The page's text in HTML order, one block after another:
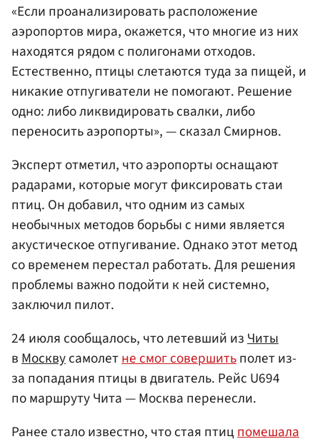
«Если проанализировать расположение
аэропортов мира, окажется, что многие из них
находятся рядом с полигонами отходов.
Естественно, птицы слетаются туда за пищей, и
никакие отпугиватели не помогают. Решение
одно: либо ликвидировать свалки, либо
переносить аэропорты», — сказал Смирнов.
Эксперт отметил, что аэропорты оснащают
радарами, которые могут фиксировать стаи
птиц. Он добавил, что одним из самых
необычных методов борьбы с ними является
акустическое отпугивание. Однако этот метод
со временем перестал работать. Для решения
проблемы важно подойти к ней системно,
заключил пилот.
24 июля сообщалось, что летевший изЧиты
вМосквусамолетне смог совершитьполет из-
за попадания птицы в двигатель. Рейс U694
по маршруту Чита — Москва перенесли.
Ранее стало известно, что стая птицпомешала